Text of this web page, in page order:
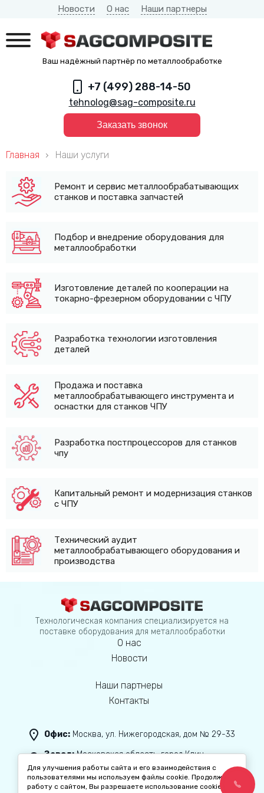
Новости О нас Наши партнеры
Ваш надёжный партнёр по металлообработке
+7 (499) 288-14-50
tehnolog@sag-composite.ru
Заказать звонок
Главная Наши услуги
Ремонт и сервис металлообрабатывающих
станков и поставка запчастей
Подбор и внедрение оборудования для
металлообработки
Изготовление деталей по кооперации на
токарно-фрезерном оборудовании с ЧПУ
Разработка технологии изготовления
деталей
Продажа и поставка
металлообрабатывающего инструмента и
оснастки для станков ЧПУ
Разработка постпроцессоров для станков
чпу
Капитальный ремонт и модернизация станков
с ЧПУ
Технический аудит
металлообрабатывающего оборудования и
производства
Для улучшения работы сайта и его взаимодействия с
пользователями мы используем файлы cookie. Продолжая
работу с сайтом, Вы разрешаете использование cookie-
Технологическая компания специализируется на
поставке оборудования для металлообработки
О нас
Новости
Наши партнеры
Контакты
Офис:Москва, ул. Нижегородская, дом № 29-33
Завод:Московская область, город Клин,
с. Спас-Заулок, ул.Колхозная, дом 4, стр.3
+7 (499) 288-14-50